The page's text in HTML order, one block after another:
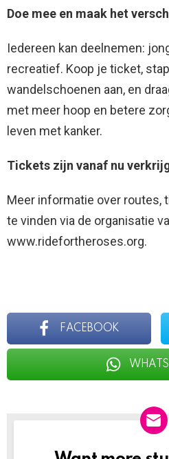
Doe mee en maak het
Iedereen kan deelnemen:
recreatief. Koop je ticket,
wandelschoenen aan, en
met meer hoop en betere
leven met kanker.
Tickets zijn vanaf nu
Meer informatie over routes,
te vinden via de organisatie
www.ridefortheroses.org.
FACEBOOK